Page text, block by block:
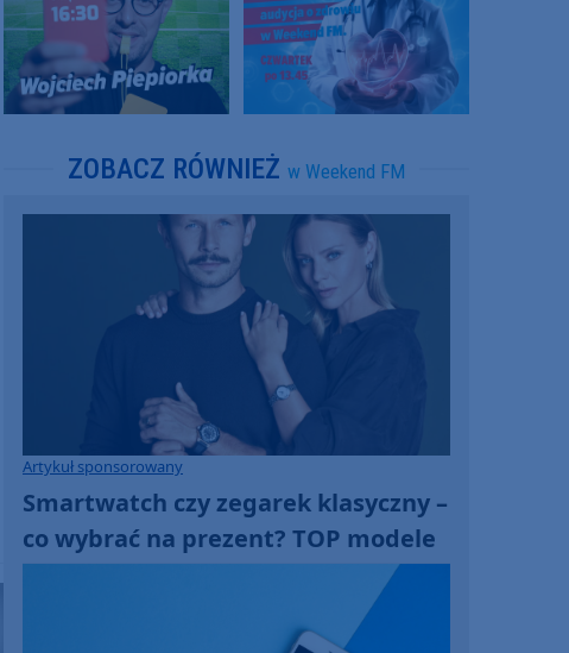
ZOBACZ RÓWNIEŻ w Weekend FM
Artykuł sponsorowany
Smartwatch czy zegarek klasyczny –
co wybrać na prezent? TOP modele